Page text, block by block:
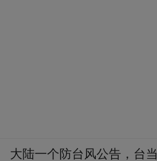
大陆一个防台风公告，台当